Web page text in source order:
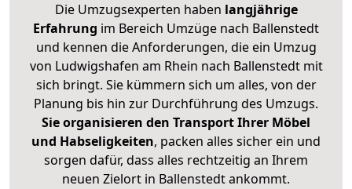
Die Umzugsexperten haben langjährige
Erfahrung im Bereich Umzüge nach Ballenstedt
und kennen die Anforderungen, die ein Umzug
von Ludwigshafen am Rhein nach Ballenstedt mit
sich bringt. Sie kümmern sich um alles, von der
Planung bis hin zur Durchführung des Umzugs.
Sie organisieren den Transport Ihrer Möbel
und Habseligkeiten, packen alles sicher ein und
sorgen dafür, dass alles rechtzeitig an Ihrem
neuen Zielort in Ballenstedt ankommt.